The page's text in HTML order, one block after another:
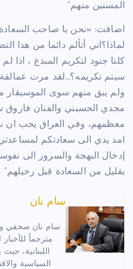
المسنين منهم”
اضافت: «نحن يا صاحب
لماذا؟اني أتألم دائما من هذا
كلنا جنود لتكريم المبدع ، اذا
سيتم تكريمه؟…لقد مرت
ولم يبق منهم سوى الموسيقار
مجدي الحسيني والفنان فاروق
معظمهم، وفي العراق يجب ان
امد يدي الى سعادتكم
إدخال البهجة والسرور الى
بقليل من السعادة قبل رحيلهم”
سام نان
سام نان صحفي
مترجماً
اللبنانية،
السياسية